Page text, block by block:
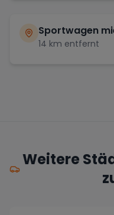
Sportwagen
14 km entfernt
Weitere